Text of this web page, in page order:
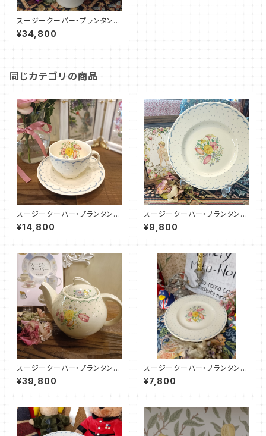
スージークーパー・プランタン・
ポット（ブルー・19センチ）SCPR
0018
¥34,800
同じカテゴリの商品
スージークーパー・プランタン・
C＆S（ブルー）SCPR0114
¥14,800
スージークーパー・プランタン・
プレート（ブルー・23センチ）SC
PR6002
¥9,800
スージークーパー・プランタン・
ポット（グリーン・ケストレルシェ
イプ）SCPR0018
¥39,800
スージークーパー・プランタン・
ソーサー（ブルー・25センチ）SC
PR7001
¥7,800